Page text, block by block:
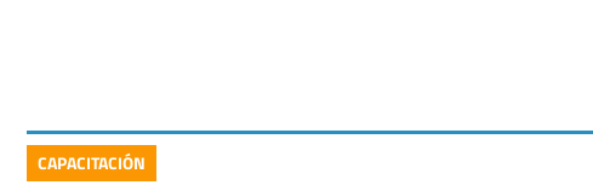
CAPACITACIÓN